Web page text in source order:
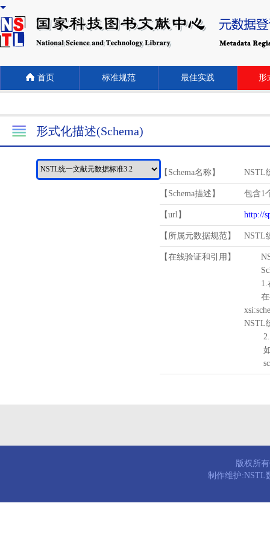
首页 标准规范 最佳实践 形
形式化描述(Schema)
【Schema名称】 NSTL
【Schema描述】 包含1
【url】 http://
【所属元数据规范】 NSTL
【在线验证和引用】
1.
在待
NSTL
2.
如需
版权所
制作维护:NSTL